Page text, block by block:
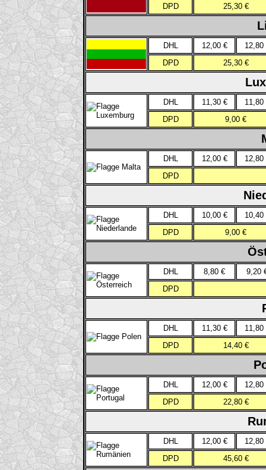
DPD 25,30 €
DHL 12,00 €
12,80
DPD
25,30 €
DHL 11,30 €
11,80
DPD
9,00 €
DHL 12,00 €
12,80
DPD
DHL 10,00 €
10,40
DPD
9,00 €
DHL 8,80 €
9,20
DPD
DHL 11,30 €
11,80
DPD
14,40 €
DHL 12,00 €
12,80
DPD
22,80 €
DHL 12,00 €
12,80
DPD
45,60 €